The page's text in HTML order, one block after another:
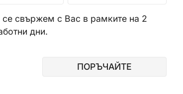
свържем с Вас в рамките на 2
дни.
ПОРЪЧАЙТЕ